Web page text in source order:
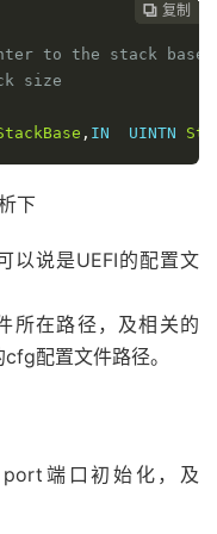
temp xreg to use.
// 比较 x0寄
// 比较 x0寄
Point and
x0 has current EL
Trap Reg
 复制
 复制
 复制
 复制
 复制
 复制
 复制
 复制
 复制
 复制
 复制
 复制
to the stack base
size
, IN  UINTN
下
以说是UEFI的配置文
所在路径，及相关的
配置文件路径。
端口初始化，及